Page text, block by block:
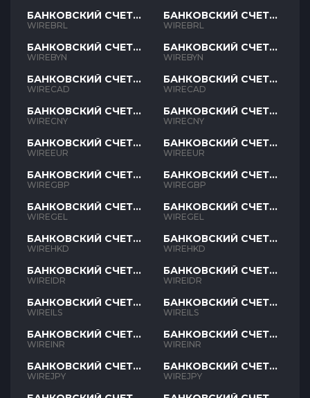
БАНКОВСКИЙ СЧЕТ
BRL
WIREBRL
БАНКОВСКИЙ СЧЕТ
BYN
WIREBYN
БАНКОВСКИЙ СЧЕТ
CAD
WIRECAD
БАНКОВСКИЙ СЧЕТ
CNY
WIRECNY
БАНКОВСКИЙ СЧЕТ
EUR
WIREEUR
БАНКОВСКИЙ СЧЕТ
GBP
WIREGBP
БАНКОВСКИЙ СЧЕТ
GEL
WIREGEL
БАНКОВСКИЙ СЧЕТ
HKD
WIREHKD
БАНКОВСКИЙ СЧЕТ
IDR
WIREIDR
БАНКОВСКИЙ СЧЕТ
ILS
WIREILS
БАНКОВСКИЙ СЧЕТ
INR
WIREINR
БАНКОВСКИЙ СЧЕТ
JPY
WIREJPY
БАНКОВСКИЙ СЧЕТ
BRL
WIREBRL
БАНКОВСКИЙ СЧЕТ
BYN
WIREBYN
БАНКОВСКИЙ СЧЕТ
CAD
WIRECAD
БАНКОВСКИЙ СЧЕТ
CNY
WIRECNY
БАНКОВСКИЙ СЧЕТ
EUR
WIREEUR
БАНКОВСКИЙ СЧЕТ
GBP
WIREGBP
БАНКОВСКИЙ СЧЕТ
GEL
WIREGEL
БАНКОВСКИЙ СЧЕТ
HKD
WIREHKD
БАНКОВСКИЙ СЧЕТ
IDR
WIREIDR
БАНКОВСКИЙ СЧЕТ
ILS
WIREILS
БАНКОВСКИЙ СЧЕТ
INR
WIREINR
БАНКОВСКИЙ СЧЕТ
JPY
WIREJPY